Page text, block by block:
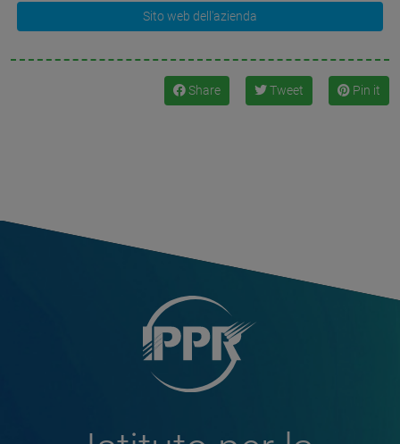
Sito web dell'azienda
Share Tweet Pin it